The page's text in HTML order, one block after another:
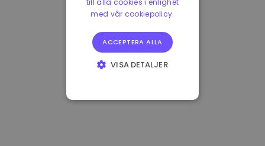
till alla cookies i enlighet
med vår cookiepolicy.
ACCEPTERA ALLA
VISA DETALJER